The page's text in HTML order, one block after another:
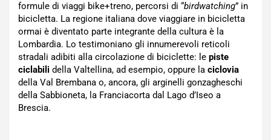
formule di viaggi bike+treno, percorsi di “birdwatching” in
bicicletta. La regione italiana dove viaggiare in bicicletta
ormai è diventato parte integrante della cultura è la
Lombardia. Lo testimoniano gli innumerevoli reticoli
stradali adibiti alla circolazione di biciclette: le piste
ciclabili della Valtellina, ad esempio, oppure la ciclovia
della Val Brembana o, ancora, gli arginelli gonzagheschi
della Sabbioneta, la Franciacorta dal Lago d’Iseo a
Brescia.